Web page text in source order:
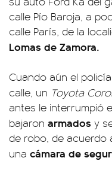
calle Pío Baroja, a
calle París, de la
Lomas de Zamora.
Cuando aún el
calle, un Toyota
antes le interrumpió
bajaron armados y
de robo, de acuerdo
una cámara de